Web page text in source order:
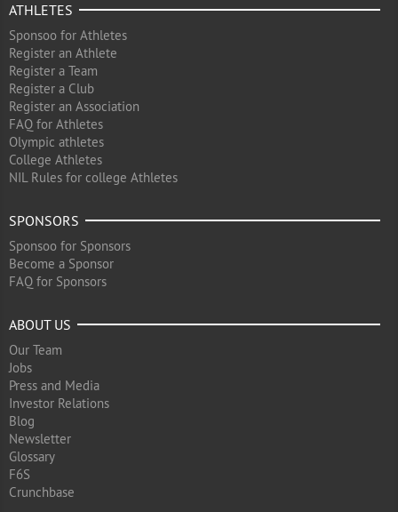
ATHLETES
Sponsoo for Athletes
Register an Athlete
Register a Team
Register a Club
Register an Association
FAQ for Athletes
Olympic athletes
College Athletes
NIL Rules for college Athletes
SPONSORS
Sponsoo for Sponsors
Become a Sponsor
FAQ for Sponsors
ABOUT US
Our Team
Jobs
Press and Media
Investor Relations
Blog
Newsletter
Glossary
F6S
Crunchbase